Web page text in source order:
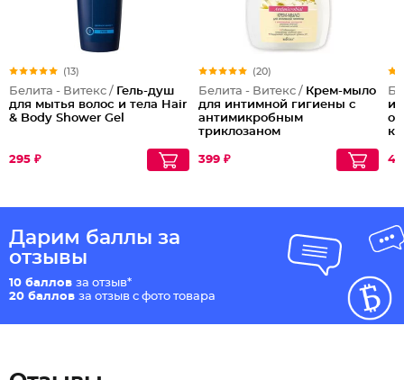
(13)
Белита - Витекс / Гель-душ
для мытья волос и тела Hair
& Body Shower Gel
295 ₽
(20)
Белита - Витекс / Крем-мыло
для интимной гигиены с
антимикробным
триклозаном
399 ₽
Дарим баллы за
отзывы
10 баллов за отзыв*
20 баллов за отзыв с фото товара